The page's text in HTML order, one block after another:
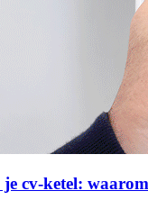
cv-ketel: